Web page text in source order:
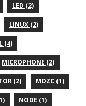
LED (2)
LINUX (2)
(4)
MICROPHONE (2)
(2) MOZC (1)
NODE (1)